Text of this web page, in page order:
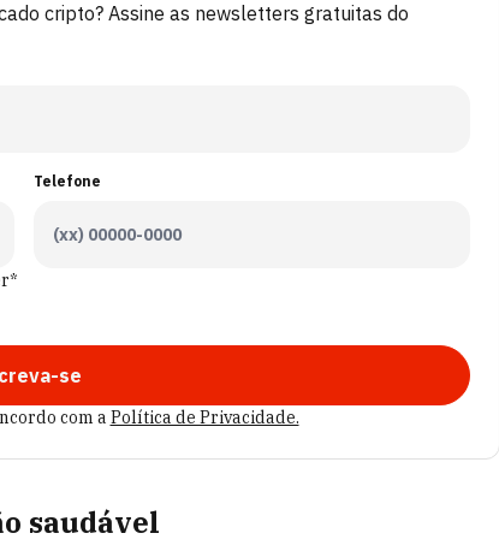
cripto? Assine as newsletters gratuitas do
Telefone
se
com a Política de Privacidade.
saudável